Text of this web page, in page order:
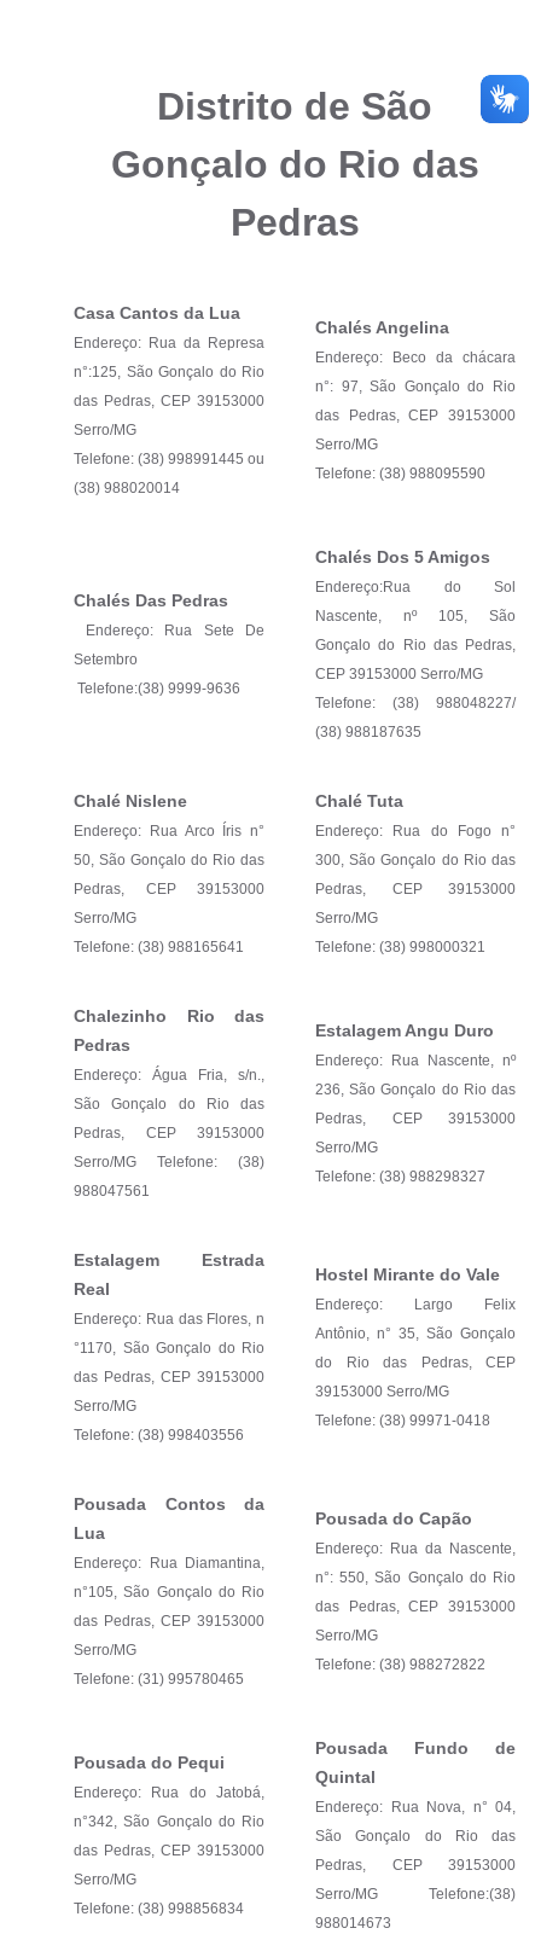
Distrito de São
Gonçalo do Rio das
Pedras
Casa Cantos da Lua
Endereço: Rua da Represa
n°:125, São Gonçalo do Rio
das Pedras, CEP 39153000
Serro/MG
Telefone: (38) 998991445 ou
(38) 988020014
Chalés Angelina
Endereço: Beco da chácara
n°: 97, São Gonçalo do Rio
das Pedras, CEP 39153000
Serro/MG
Telefone: (38) 988095590
Chalés Das Pedras
Endereço: Rua Sete De
Setembro
Telefone:(38) 9999-9636
Chalés Dos 5 Amigos
Endereço:Rua do Sol
Nascente, nº 105, São
Gonçalo do Rio das Pedras,
CEP 39153000 Serro/MG
Telefone: (38) 988048227/
(38) 988187635
Chalé Nislene
Endereço: Rua Arco Íris n°
50, São Gonçalo do Rio das
Pedras, CEP 39153000
Serro/MG
Telefone: (38) 988165641
Chalé Tuta
Endereço: Rua do Fogo n°
300, São Gonçalo do Rio das
Pedras, CEP 39153000
Serro/MG
Telefone: (38) 998000321
Chalezinho Rio das
Pedras
Endereço: Água Fria, s/n.,
São Gonçalo do Rio das
Pedras, CEP 39153000
Serro/MG Telefone: (38)
988047561
Estalagem Angu Duro
Endereço: Rua Nascente, nº
236, São Gonçalo do Rio das
Pedras, CEP 39153000
Serro/MG
Telefone: (38) 988298327
Estalagem Estrada
Real
Endereço: Rua das Flores, n
°1170, São Gonçalo do Rio
das Pedras, CEP 39153000
Serro/MG
Telefone: (38) 998403556
Hostel Mirante do Vale
Endereço: Largo Felix
Antônio, n° 35, São Gonçalo
do Rio das Pedras, CEP
39153000 Serro/MG
Telefone: (38) 99971-0418
Pousada Contos da
Lua
Endereço: Rua Diamantina,
n°105, São Gonçalo do Rio
das Pedras, CEP 39153000
Serro/MG
Telefone: (31) 995780465
Pousada do Capão
Endereço: Rua da Nascente,
n°: 550, São Gonçalo do Rio
das Pedras, CEP 39153000
Serro/MG
Telefone: (38) 988272822
Pousada do Pequi
Endereço: Rua do Jatobá,
n°342, São Gonçalo do Rio
das Pedras, CEP 39153000
Serro/MG
Telefone: (38) 998856834
Pousada Fundo de
Quintal
Endereço: Rua Nova, n° 04,
São Gonçalo do Rio das
Pedras, CEP 39153000
Serro/MG Telefone:(38)
988014673